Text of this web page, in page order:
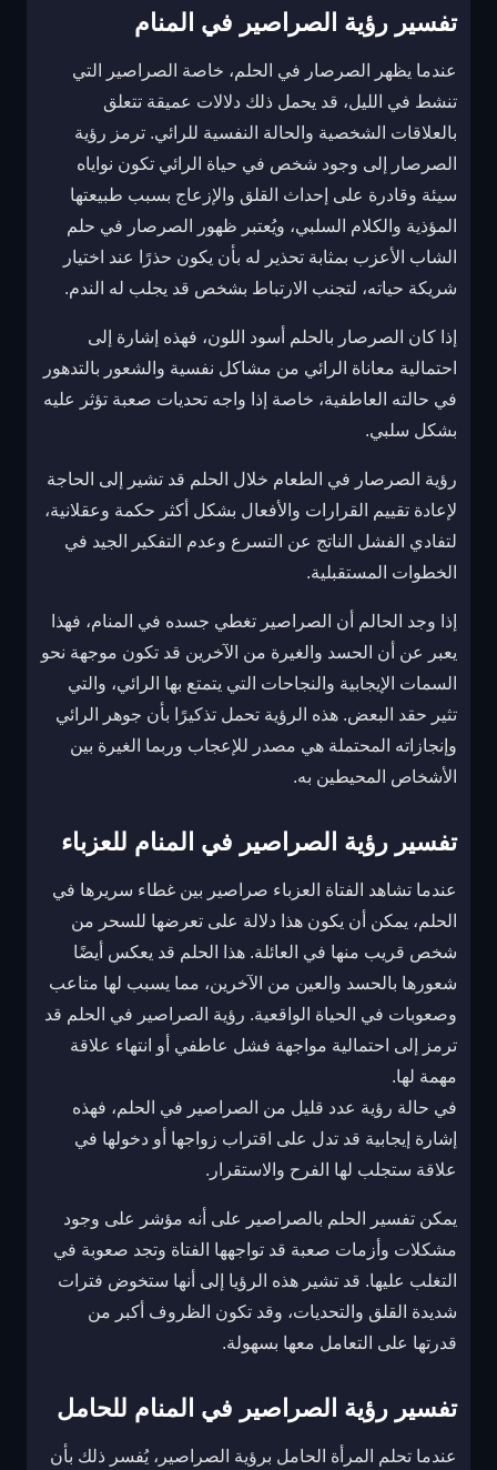
تفسير رؤية الصراصير في المنام
عندما يظهر الصرصار في الحلم، خاصة الصراصير التي
تنشط في الليل، قد يحمل ذلك دلالات عميقة تتعلق
بالعلاقات الشخصية والحالة النفسية للرائي. ترمز رؤية
الصرصار إلى وجود شخص في حياة الرائي تكون نواياه
سيئة وقادرة على إحداث القلق والإزعاج بسبب طبيعتها
المؤذية والكلام السلبي، ويُعتبر ظهور الصرصار في حلم
الشاب الأعزب بمثابة تحذير له بأن يكون حذرًا عند اختيار
شريكة حياته، لتجنب الارتباط بشخص قد يجلب له الندم.
إذا كان الصرصار بالحلم أسود اللون، فهذه إشارة إلى
احتمالية معاناة الرائي من مشاكل نفسية والشعور بالتدهور
في حالته العاطفية، خاصة إذا واجه تحديات صعبة تؤثر عليه
بشكل سلبي.
رؤية الصرصار في الطعام خلال الحلم قد تشير إلى الحاجة
لإعادة تقييم القرارات والأفعال بشكل أكثر حكمة وعقلانية،
لتفادي الفشل الناتج عن التسرع وعدم التفكير الجيد في
الخطوات المستقبلية.
إذا وجد الحالم أن الصراصير تغطي جسده في المنام، فهذا
يعبر عن أن الحسد والغيرة من الآخرين قد تكون موجهة نحو
السمات الإيجابية والنجاحات التي يتمتع بها الرائي، والتي
تثير حقد البعض. هذه الرؤية تحمل تذكيرًا بأن جوهر الرائي
وإنجازاته المحتملة هي مصدر للإعجاب وربما الغيرة بين
الأشخاص المحيطين به.
تفسير رؤية الصراصير في المنام للعزباء
عندما تشاهد الفتاة العزباء صراصير بين غطاء سريرها في
الحلم، يمكن أن يكون هذا دلالة على تعرضها للسحر من
شخص قريب منها في العائلة. هذا الحلم قد يعكس أيضًا
شعورها بالحسد والعين من الآخرين، مما يسبب لها متاعب
وصعوبات في الحياة الواقعية. رؤية الصراصير في الحلم قد
ترمز إلى احتمالية مواجهة فشل عاطفي أو انتهاء علاقة
مهمة لها.
في حالة رؤية عدد قليل من الصراصير في الحلم، فهذه
إشارة إيجابية قد تدل على اقتراب زواجها أو دخولها في
علاقة ستجلب لها الفرح والاستقرار.
يمكن تفسير الحلم بالصراصير على أنه مؤشر على وجود
مشكلات وأزمات صعبة قد تواجهها الفتاة وتجد صعوبة في
التغلب عليها. قد تشير هذه الرؤيا إلى أنها ستخوض فترات
شديدة القلق والتحديات، وقد تكون الظروف أكبر من
قدرتها على التعامل معها بسهولة.
تفسير رؤية الصراصير في المنام للحامل
عندما تحلم المرأة الحامل برؤية الصراصير، يُفسر ذلك بأن